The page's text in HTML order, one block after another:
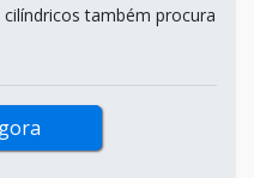
também procura